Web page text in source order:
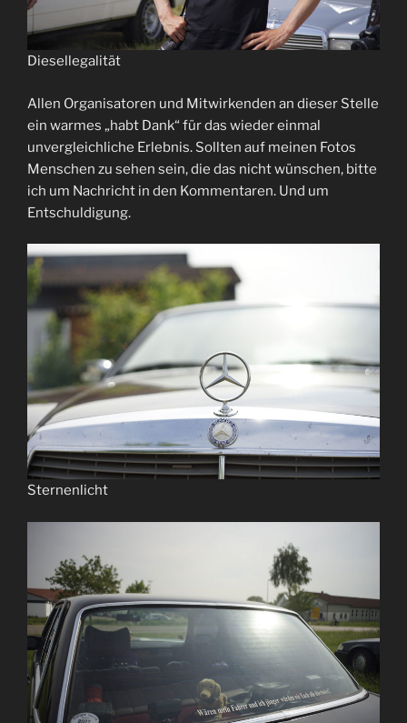
Diesellegalität
Allen Organisatoren und Mitwirkenden an dieser Stelle
ein warmes „habt Dank“ für das wieder einmal
unvergleichliche Erlebnis. Sollten auf meinen Fotos
Menschen zu sehen sein, die das nicht wünschen, bitte
ich um Nachricht in den Kommentaren. Und um
Entschuldigung.
Sternenlicht